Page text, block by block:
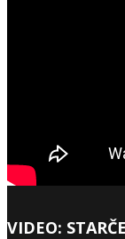
VIDEO: